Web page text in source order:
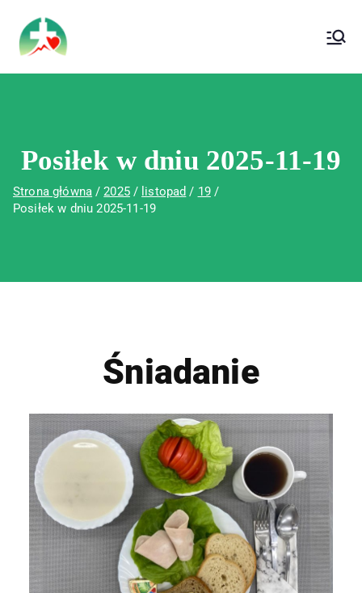
Wojewódzki Szpital Specjalistyczny im.
Św. Rafała w Czerwonej Górze
Posiłek w dniu 2025-11-19
Strona główna 2025 listopad
19
Posiłek w dniu 2025-11-19
Śniadanie